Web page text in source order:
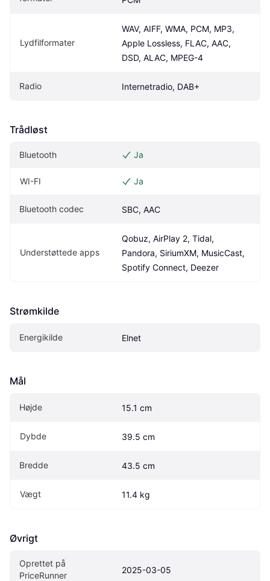
Lydfilformater
WAV, AIFF, WMA, PCM, MP3,
Apple Lossless, FLAC, AAC,
DSD, ALAC, MPEG-4
Radio Internetradio, DAB+
Trådløst
Bluetooth Ja
WI-FI Ja
Bluetooth codec SBC, AAC
Understøttede apps
Qobuz, AirPlay 2, Tidal,
Pandora, SiriumXM, MusicCast,
Spotify Connect, Deezer
Strømkilde
Energikilde Elnet
Mål
Højde 15.1 cm
Dybde 39.5 cm
Bredde 43.5 cm
Vægt 11.4 kg
Øvrigt
Oprettet på
PriceRunner
2025-03-05